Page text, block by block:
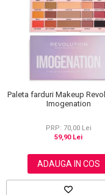
Paleta farduri Makeup
Imogenation
PRP: 70,00 Lei
59,90 Lei
ADAUGA IN COS